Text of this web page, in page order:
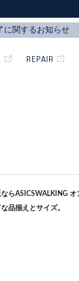
REPAIR
らASICSWALKING
品揃えとサイズ。